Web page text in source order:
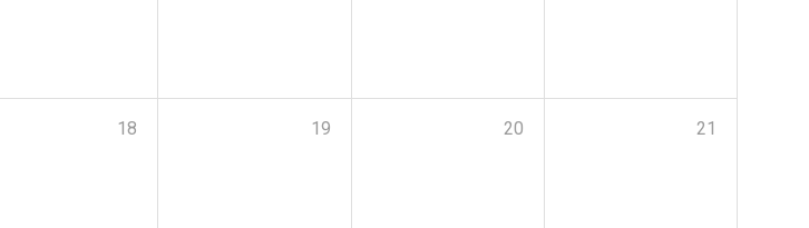
18 19 20 21